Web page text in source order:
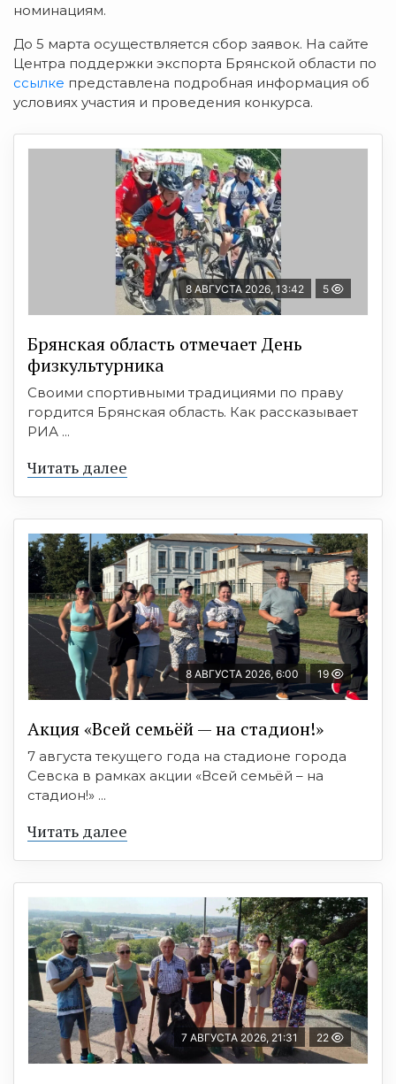
номинациям.
До 5 марта осуществляется сбор заявок. На сайте
Центра поддержки экспорта Брянской области по
ссылке представлена подробная информация об
условиях участия и проведения конкурса.
8 АВГУСТА 2026, 13:42 5
Брянская область отмечает День
физкультурника
Своими спортивными традициями по праву
гордится Брянская область. Как рассказывает
РИА ...
Читать далее
8 АВГУСТА 2026, 6:00 19
Акция «Всей семьёй — на стадион!»
7 августа текущего года на стадионе города
Севска в рамках акции «Всей семьёй – на
стадион!» ...
Читать далее
7 АВГУСТА 2026, 21:31 22